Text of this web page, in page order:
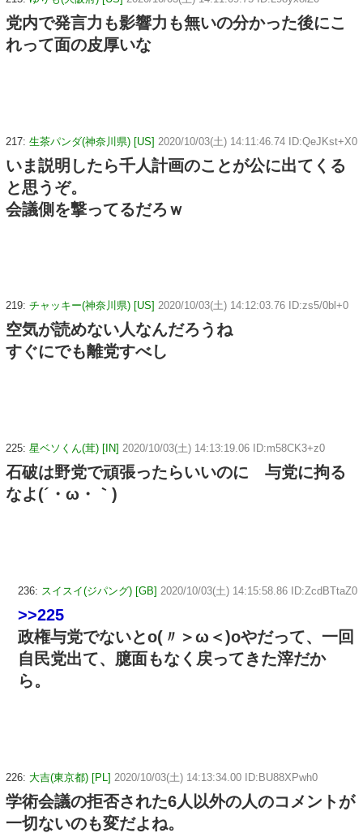
党内で発言力も影響力も無いの分かった後にこ
れって面の皮厚いな
217: 生茶パンダ(神奈川県) [US] 2020/10/03(土) 14:11:46.74 ID:QeJKst+X0
いま説明したら千人計画のことが公に出てくる
と思うぞ。
会議側を撃ってるだろｗ
219: チャッキー(神奈川県) [US] 2020/10/03(土) 14:12:03.76 ID:zs5/0bl+0
空気が読めない人なんだろうね
すぐにでも離党すべし
225: 星ベソくん(茸) [IN] 2020/10/03(土) 14:13:19.06 ID:m58CK3+z0
石破は野党で頑張ったらいいのに 与党に拘る
なよ(´・ω・｀)
236: スイスイ(ジパング) [GB] 2020/10/03(土) 14:15:58.86 ID:ZcdBTtaZ0
>>225
政権与党でないとo(〃＞ω＜)oやだって、一回
自民党出て、臆面もなく戻ってきた滓だか
ら。
226: 大吉(東京都) [PL] 2020/10/03(土) 14:13:34.00 ID:BU88XPwh0
学術会議の拒否された6人以外の人のコメントが
一切ないのも変だよね。